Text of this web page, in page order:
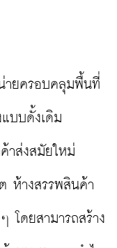
ายครอบคลุมพื้นที่
บบดั้งเดิม
าส่งสมัยใหม่
ห้างสรรพสินค้า
โดยสามารถสร้าง